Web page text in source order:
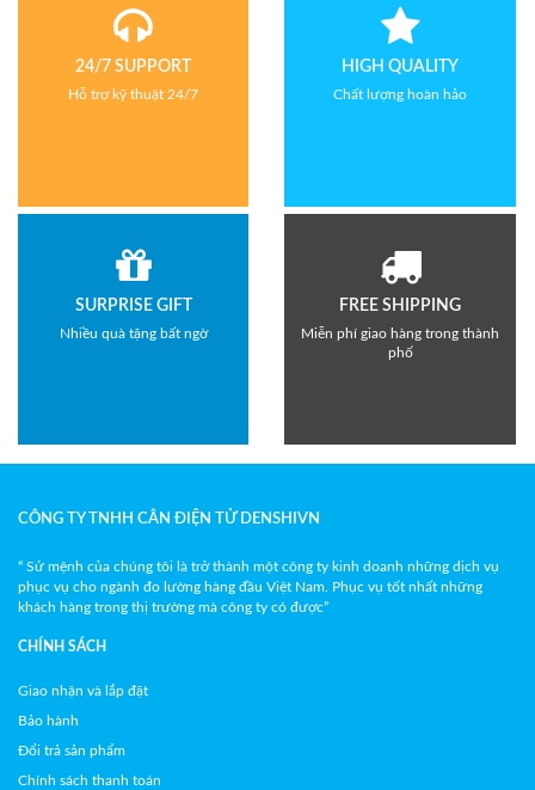
24/7 SUPPORT
Hỗ trợ kỹ thuật 24/7
HIGH QUALITY
Chất lượng hoàn hảo
SURPRISE GIFT
Nhiều quà tặng bất ngờ
FREE SHIPPING
Miễn phí giao hàng trong thành
phố
CÔNG TY TNHH CÂN ĐIỆN TỬ DENSHIVN
“ Sứ mệnh của chúng tôi là trở thành một công ty kinh doanh những dịch vụ
phục vụ cho ngành đo lường hàng đầu Việt Nam. Phục vụ tốt nhất những
khách hàng trong thị trường mà công ty có được”
CHÍNH SÁCH
Giao nhận và lắp đặt
Bảo hành
Đổi trả sản phẩm
Chính sách thanh toán